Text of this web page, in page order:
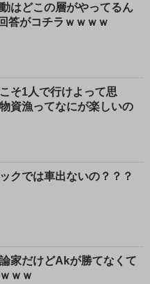
はどこの層がやってるん
答がコチラｗｗｗｗ
そ1人で行けよって思
資漁ってなにが楽しいの
クでは車出ないの？？？
家だけどAkが勝てなくて
ｗｗ